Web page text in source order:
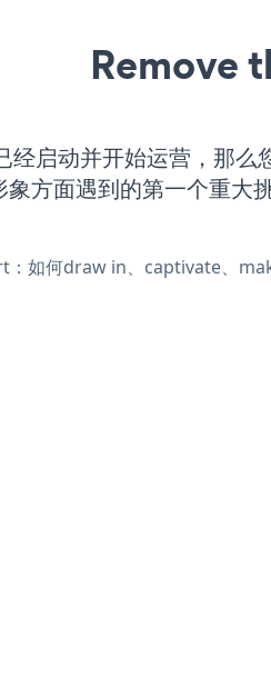
Remove
启动并开始运营，那么
方面遇到的第一个重大
如何draw in、captivate、